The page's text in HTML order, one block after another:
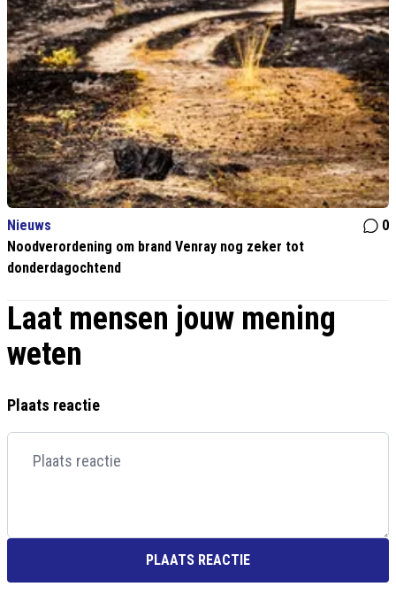
Nieuws
0
Noodverordening om brand Venray nog zeker tot
donderdagochtend
Laat mensen jouw mening
weten
Plaats reactie
PLAATS REACTIE